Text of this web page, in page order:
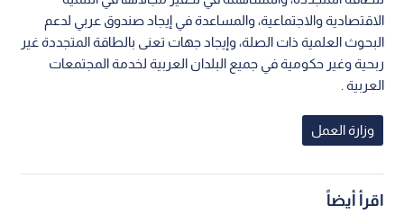
الاقتصادية والاجتماعية، والمساعدة في إيجاد صندوق عربي لدعم
البحوث العلمية ذات الصلة، وإيجاد جهات تعنى بالطاقة المتجددة غير
ربحية وغير حكومية في جميع البلدان العربية لخدمة المجتمعات
العربية .
وزارة العمل
اقرأ أيضاً